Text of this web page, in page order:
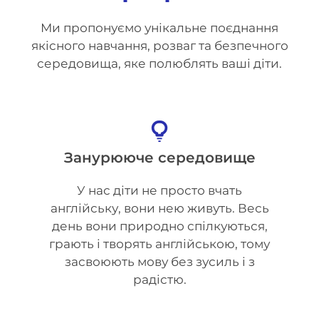
Ми пропонуємо унікальне поєднання
якісного навчання, розваг та безпечного
середовища, яке полюблять ваші діти.
Занурююче середовище
У нас діти не просто вчать
англійську, вони нею живуть. Весь
день вони природно спілкуються,
грають і творять англійською, тому
засвоюють мову без зусиль і з
радістю.